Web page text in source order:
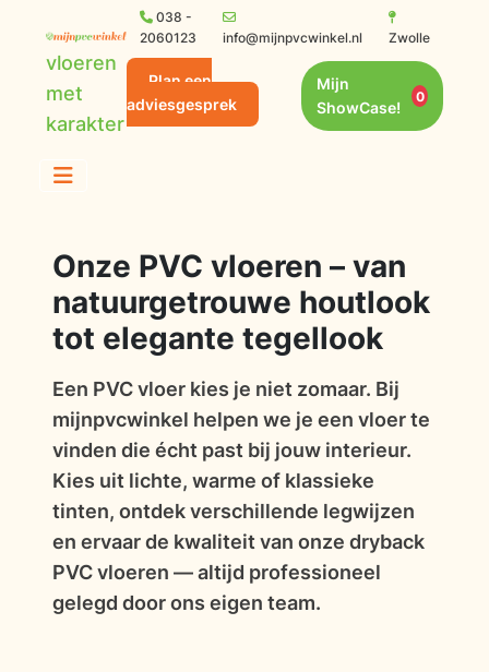
vloeren
met
karakter
038 -
2060123
info@mijnpvcwinkel.nl Zwolle
Plan een
adviesgesprek
Mijn
ShowCase!
0
Onze PVC vloeren – van
natuurgetrouwe houtlook
tot elegante tegellook
Een PVC vloer kies je niet zomaar. Bij
mijnpvcwinkel helpen we je een vloer te
vinden die écht past bij jouw interieur.
Kies uit lichte, warme of klassieke
tinten, ontdek verschillende legwijzen
en ervaar de kwaliteit van onze dryback
PVC vloeren — altijd professioneel
gelegd door ons eigen team.